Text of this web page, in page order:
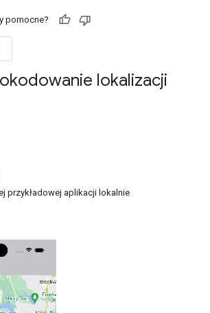
pomocne?
lokalizacji
przykładowej aplikacji lokalnie